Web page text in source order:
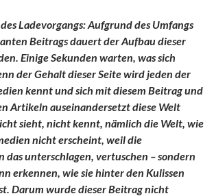
Ladevorgangs: Aufgrund des Umfangs
Beitrags dauert der Aufbau dieser
Einige Sekunden warten, was sich
der Gehalt dieser Seite wird jeden der
kennt und sich mit diesem Beitrag und
Artikeln auseinandersetzt diese Welt
sieht, nicht kennt, nämlich die Welt, wie
nicht erscheint, weil die
das unterschlagen, vertuschen – sondern
erkennen, wie sie hinter den Kulissen
Darum wurde dieser Beitrag nicht